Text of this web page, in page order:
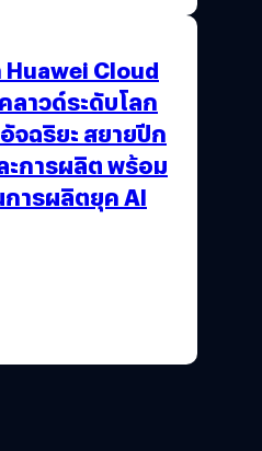
Cloud
ลาวด์ระดับโลก
จฉริยะ สยายปีก
การผลิต พร้อม
การผลิตยุค AI